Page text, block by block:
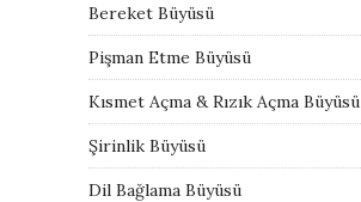
Bereket Büyüsü
Pişman Etme Büyüsü
Kısmet Açma & Rızık Açma Büyüsü
Şirinlik Büyüsü
Dil Bağlama Büyüsü